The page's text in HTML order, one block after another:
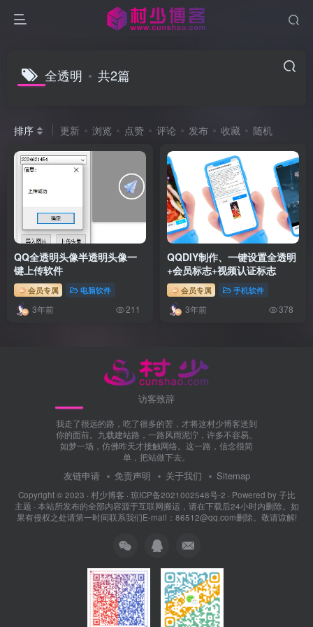
全透明 共2篇
排序 更新 浏览 点赞 评论 发布 收藏 随机
QQ全透明头像半透明头像一
键上传软件
会员专属 电脑软件
3年前 211
QQDIY制作、一键设置全透明
+会员标志+视频认证标志
会员专属 手机软件
3年前 378
访客致辞
我走了很远的路，吃了很多的苦，才将这村少博客送到
你的面前。九载建站路，一路风雨泥泞，许多不容易。
如梦一场，仿佛昨天才接触网络。这一路，信念很简
单，把站做下去。
友链申请 免责声明 关于我们 Sitemap
Copyright © 2023 · 村少博客 · 琼ICP备2021002548号-2 · Powered by子比
主题 · 本站所发布的全部内容源于互联网搬运，请在下载后24小时内删除。如
果有侵权之处请第一时间联系我们E-mail：86512@qq.com删除。敬请谅解!